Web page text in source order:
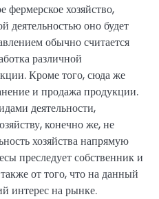
фермерское хозяйство,
деятельностью оно будет
обычно считается
различной
Кроме того, сюда же
и продажа продукции.
деятельности,
конечно же, не
хозяйства напрямую
преследует собственник и
от того, что на данный
интерес на рынке.